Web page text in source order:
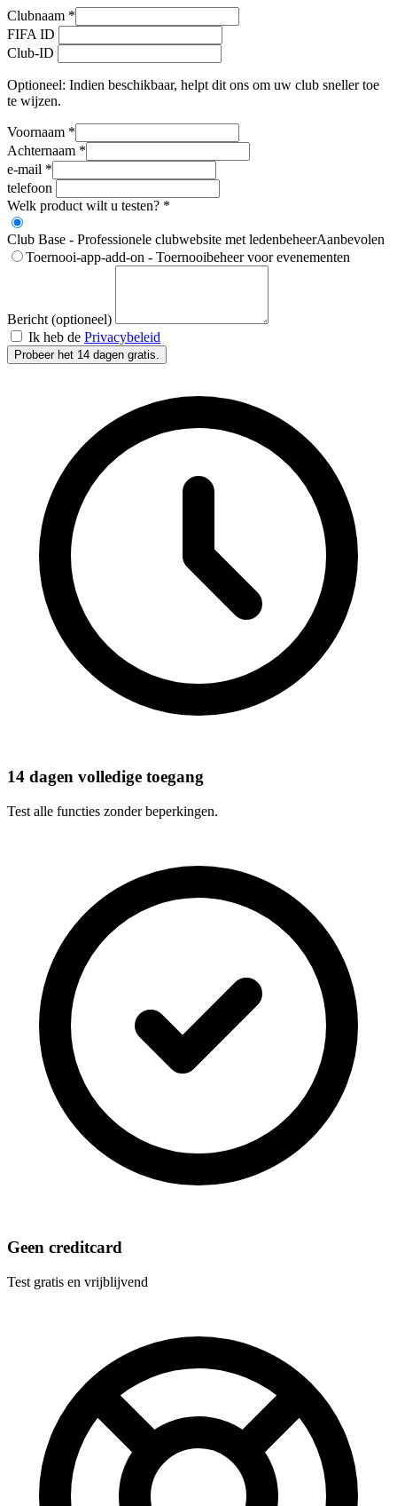
Clubnaam *
FIFA ID
Club-ID
Optioneel: Indien beschikbaar, helpt dit ons om uw club sneller toe
te wijzen.
Voornaam *
Achternaam *
e-mail *
telefoon
Welk product wilt u testen? *
Club Base - Professionele clubwebsite met ledenbeheerAanbevolen
Toernooi-app-add-on - Toernooibeheer voor evenementen
Bericht (optioneel)
Ik heb de Privacybeleid
Probeer het 14 dagen gratis.
14 dagen volledige toegang
Test alle functies zonder beperkingen.
Geen creditcard
Test gratis en vrijblijvend